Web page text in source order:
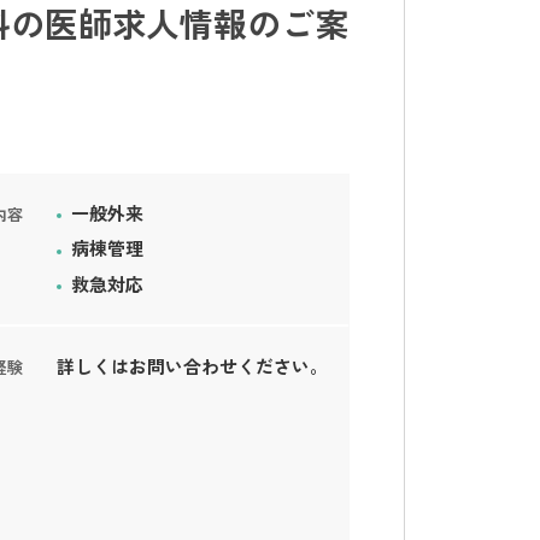
医師求人情報のご案
容
一般外来
病棟管理
救急対応
験 詳しくはお問い合わせください。